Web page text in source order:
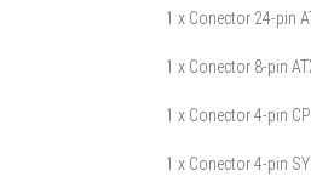
1 x Conector 24-pin
1 x Conector 8-pin
1 x Conector 4-pin
1 x Conector 4-pin